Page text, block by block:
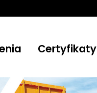
Certyfikaty